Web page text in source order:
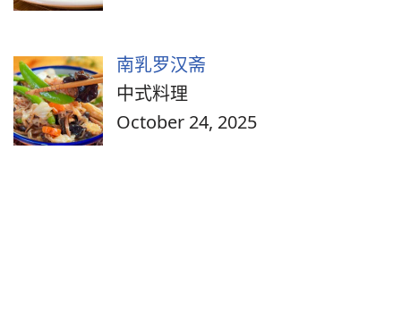
南乳罗汉斋
中式料理
October 24, 2025